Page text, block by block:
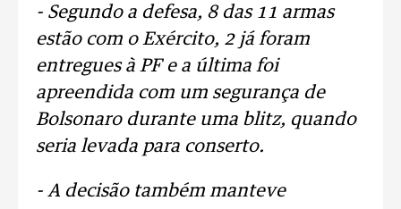
- Segundo a defesa, 8 das 11 armas
estão com o Exército, 2 já foram
entregues à PF e a última foi
apreendida com um segurança de
Bolsonaro durante uma blitz, quando
seria levada para conserto.
- A decisão também manteve